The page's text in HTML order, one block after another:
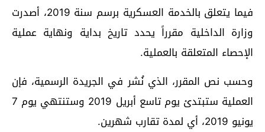
فيما يتعلق بالخدمة العسكرية برسم سنة 2019، أصدرت
وزارة الداخلية مقرراً يحدد تاريخ بداية ونهاية عملية
الإحصاء المتعلقة بالعملية.
وحسب نص المقرر، الذي نُشر في الجريدة الرسمية، فإن
العملية ستبتدئ يوم تاسع أبريل 2019 وستنتهي يوم 7
يونيو 2019، أي لمدة تقارب شهرين.